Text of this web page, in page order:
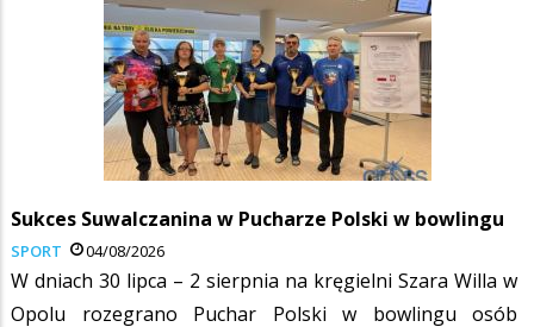
Sukces Suwalczanina w Pucharze Polski w bowlingu
SPORT 04/08/2026
W dniach 30 lipca – 2 sierpnia na kręgielni Szara Willa w
Opolu rozegrano Puchar Polski w bowlingu osób